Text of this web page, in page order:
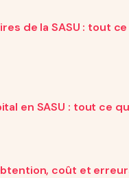
de la SASU : tout
en SASU : tout ce
coût et